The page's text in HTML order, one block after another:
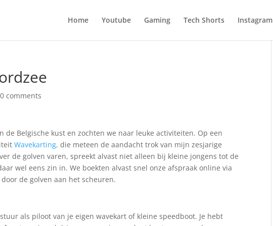
Home Youtube Gaming Tech Shorts Instagram
0 comments
de Belgische kust en zochten we naar leuke activiteiten. Op een
Wavekarting,die meteen de aandacht trok van mijn zesjarige
de golven varen, spreekt alvast niet alleen bij kleine jongens tot de
wel eens zin in. We boekten alvast snel onze afspraak online via
de golven aan het scheuren.
als piloot van je eigen wavekart of kleine speedboot. Je hebt